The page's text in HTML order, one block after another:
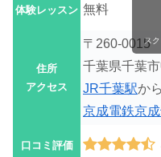
体験レッスン 無料
住所
アクセス
〒260-0015
千葉県千葉
JR千葉駅か
京成電鉄京
口コミ評価
ス